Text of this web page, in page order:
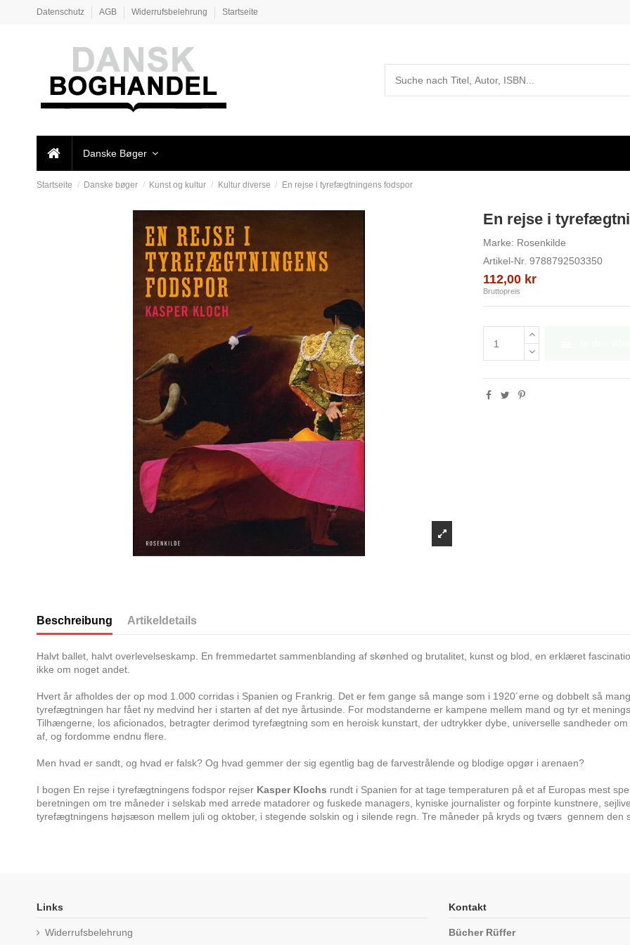
Datenschutz AGB Widerrufsbelehrung Startseite
Danske Bøger
Startseite Danske bøger Kunst og kultur Kultur diverse En rejse i tyrefægtningens fodspor
En rejse i
Marke: Rosenkilde
Artikel-Nr. 9788792503350
112,00 kr
Bruttopreis
Beschreibung Artikeldetails
Halvt ballet, halvt overlevelseskamp. En fremmedartet sammenblanding af skønhed og brutalitet, kunst og blod, en erklæret
ikke om noget andet.
Hvert år afholdes der op mod 1.000 corridas i Spanien og Frankrig. Det er fem gange så mange som i 1920´erne og dobbelt så
tyrefægtningen har fået ny medvind her i starten af det nye årtusinde. For modstanderne er kampene mellem mand og tyr et
Tilhængerne, los aficionados, betragter derimod tyrefægtning som en heroisk kunstart, der udtrykker dybe, universelle sandheder
af, og fordomme endnu flere.
Men hvad er sandt, og hvad er falsk? Og hvad gemmer der sig egentlig bag de farvestrålende og blodige opgør i arenaen?
I bogen En rejse i tyrefægtningens fodspor rejser Kasper Klochs rundt i Spanien for at tage temperaturen på et af Europas mest
beretningen om tre måneder i selskab med arrede matadorer og fuskede managers, kyniske journalister og forpinte kunstnere,
tyrefægtningens højsæson mellem juli og oktober, i stegende solskin og i silende regn. Tre måneder på kryds og tværs gennem den
Links
Widerrufsbelehrung
Kontakt
Bücher Rüffer